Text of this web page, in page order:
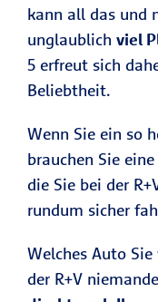
kann all das und
unglaublich viel
5 erfreut sich
Beliebtheit.
Wenn Sie ein so
brauchen Sie
die Sie bei der
rundum sicher
Welches Auto
der R+V